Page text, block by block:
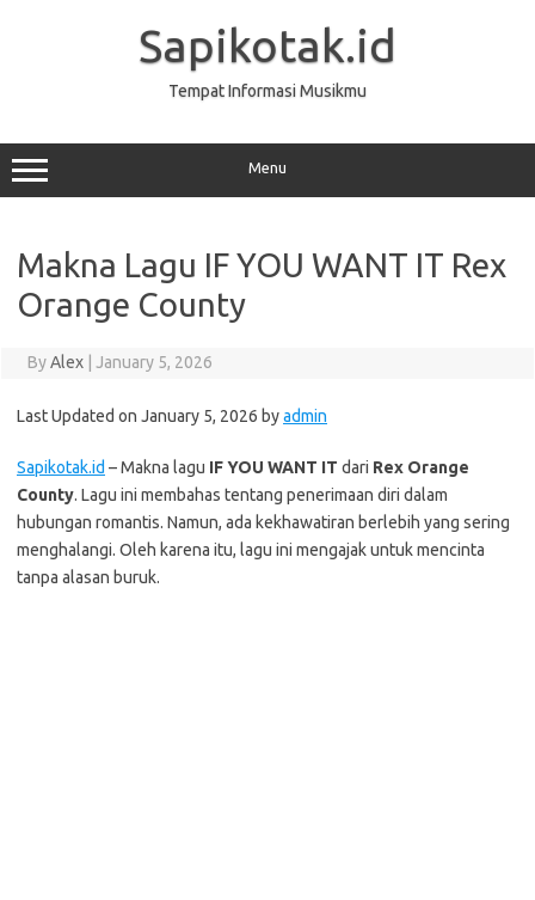
Sapikotak.id
Tempat Informasi Musikmu
Menu
Makna Lagu IF YOU WANT IT Rex
Orange County
ByAlex January 5, 2026
Last Updated on January 5, 2026 byadmin
Sapikotak.id – Makna lagu IF YOU WANT IT dari Rex Orange
County. Lagu ini membahas tentang penerimaan diri dalam
hubungan romantis. Namun, ada kekhawatiran berlebih yang sering
menghalangi. Oleh karena itu, lagu ini mengajak untuk mencinta
tanpa alasan buruk.